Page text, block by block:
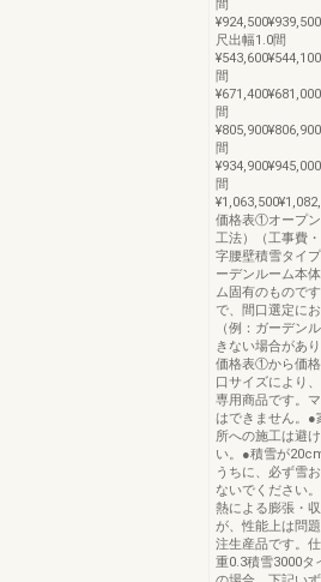
間
尺出幅1.0間
間
間
間
間
価格表①オープ
工法）（工事費
字腰壁積雪タイ
ーデンルーム本
ム固有のもので
で、間口選定に
（例：ガーデン
きない場合があ
価格表①から価
口サイズにより
専用商品です。
はできません。●
所への施工は避
い。●積雪が
うちに、必ず雪
ないでください
熱による膨張・
が、性能上は問
注生産品です。
重0.3積雪3000タ